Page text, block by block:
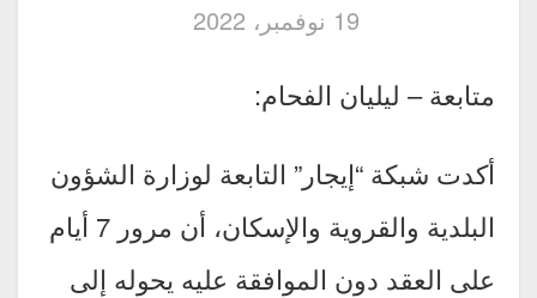
19 نوفمبر، 2022
متابعة – ليليان الفحام:
أكدت شبكة “إيجار” التابعة لوزارة الشؤون
البلدية والقروية والإسكان، أن مرور 7 أيام
على العقد دون الموافقة عليه يحوله إلى